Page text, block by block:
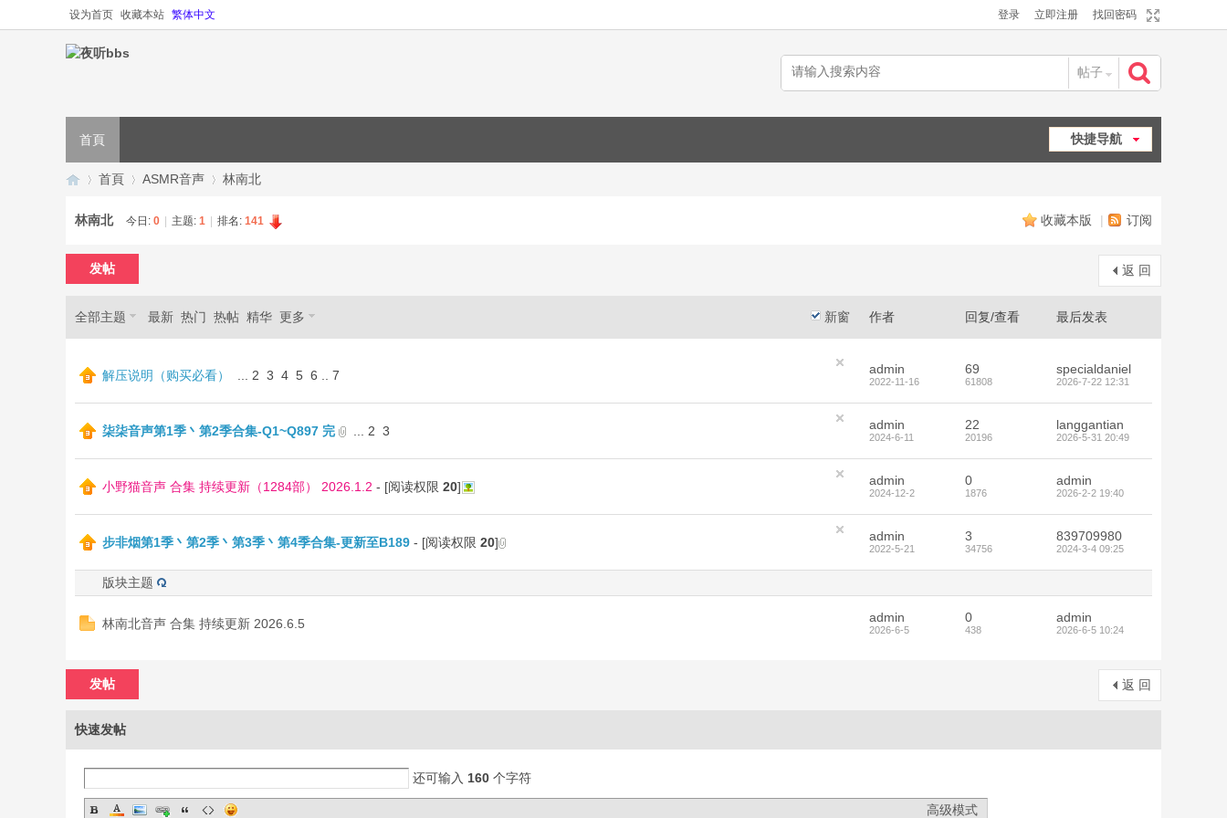
设为首页 收藏本站 繁体中文 登录 立即注册 找回密码
帖子
快捷导航
首頁
夜»
首頁
›
ASMR音声 林南北
收藏本版 | 订阅
林南北 今日: 0 主题: 1 排名: 141
返 回
发帖
新窗
全部主题 最新 热门 热帖 精华 更多 作者 回复/查看 最后发表
解压说明（购买必看） 2 3 4 5 6 7 admin
2022-11-16
69
61808
specialdaniel
2026-7-22 12:31
柒柒音声第1季丶第2季合集-Q1~Q897 完 2 3 admin
2024-6-11
22
20196
langgantian
2026-5-31 20:49
小野猫音声 合集 持续更新（1284部） 2026.1.2 - [阅读权限 20] admin
2024-12-2
0
1876
admin
2026-2-2 19:40
步非烟第1季丶第2季丶第3季丶第4季合集-更新至B189 - [阅读权限 20] admin
2022-5-21
3
34756
839709980
2024-3-4 09:25
版块主题
林南北音声 合集 持续更新 2026.6.5 admin
2026-6-5
0
438
admin
2026-6-5 10:24
返 回
发帖
快速发帖
还可输入 160 个字符
高级模式